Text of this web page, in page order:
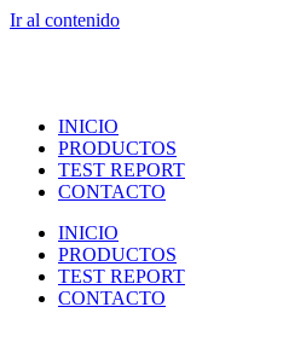
Ir al contenido
INICIO
PRODUCTOS
TEST REPORT
CONTACTO
INICIO
PRODUCTOS
TEST REPORT
CONTACTO